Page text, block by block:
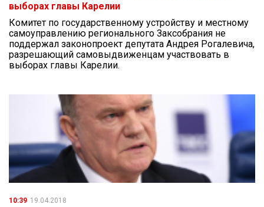
выборах главы Карелии
Комитет по государственному устройству и местному
самоуправлению регионального Заксобрания не
поддержал законопроект депутата Андрея Рогалевича,
разрешающий самовыдвиженцам участвовать в
выборах главы Карелии.
10:39 19.04.2018